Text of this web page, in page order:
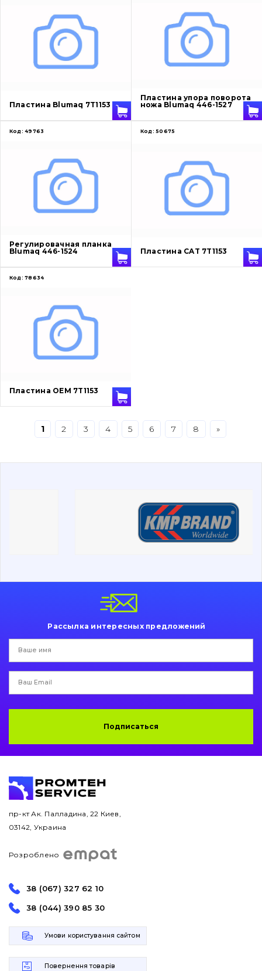
Каталог
Фильтры и смазочные материалы
Ножи, режущие кромки
Защита (ковша, адаптера)
Гидравлика
Трансмиссия
Ковши
Навесное оборудование
написати
зателефонувати
Пластина Blumaq 7T1153
Пластина упора поворота
ножа Blumaq 446-1527
Код: 49763
Регулировачная планка
Blumaq 446-1524
Код: 50675
Пластина CAT 7T1153
Код: 78634
Пластина OEM 7T1153
1 2 3 4 5 6 7 8 »
Рассылка интересных предложений
Подписаться
пр-кт Ак. Палладина, 22 Киев,
03142, Украина
Розроблено
38 (067) 327 62 10
38 (044) 390 85 30
Умови користування сайтом
Повернення товарів